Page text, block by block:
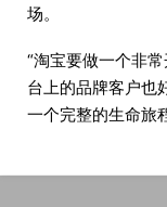
场。
“淘宝要做一个非
台上的品牌客户也
一个完整的生命旅